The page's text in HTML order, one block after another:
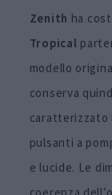
Zenith ha
Tropical
modello
conserva
caratterizzato
pulsanti a
e lucide. Le
coerenza